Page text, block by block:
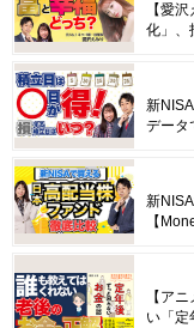
【愛
化」、
新
データ
新
【
【ア
い「定